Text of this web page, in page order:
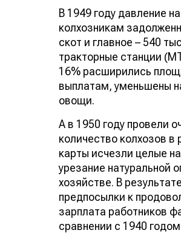
В 1949 году давление
колхозникам
скот и главное – 540
тракторные станции
16% расширились
выплатам, уменьшены
овощи.
А в 1950 году провели
количество колхозов в
карты исчезли целые
урезание натуральной
хозяйстве. В
предпосылки к
зарплата работников
сравнении с 1940